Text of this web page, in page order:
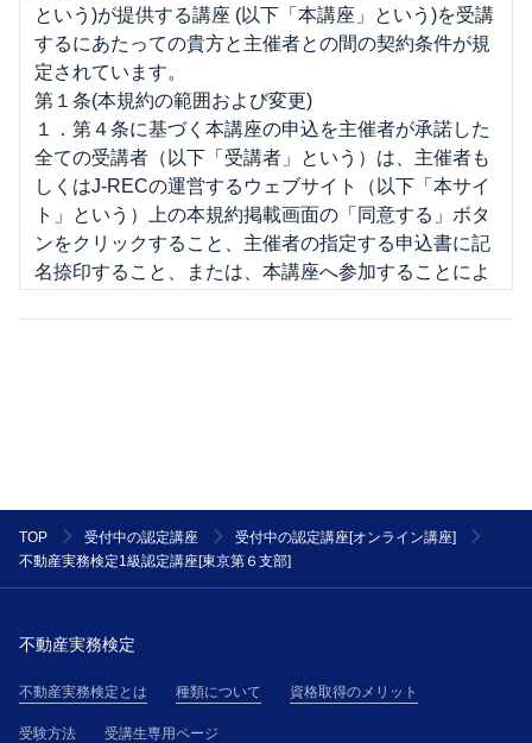
という)が提供する講座 (以下「本講座」という)を受講
するにあたっての貴方と主催者との間の契約条件が規
定されています。
第１条(本規約の範囲および変更)
１．第４条に基づく本講座の申込を主催者が承諾した
全ての受講者（以下「受講者」という）は、主催者も
しくはJ-RECの運営するウェブサイト（以下「本サイ
ト」という）上の本規約掲載画面の「同意する」ボタ
ンをクリックすること、主催者の指定する申込書に記
名捺印すること、または、本講座へ参加することによ
講者の契約に適用します。但し、当該変更規定又は細
則が通知された後に、受講者が主催者の講座に参加し
た場合には、受講者は当該内容に同意したものとみな
成するものとして、受講者に適用されます。
受講者は、第３条で定める受講料金を対価として、主
催者が提供する本講座を受講できるものとします。
TOP 受付中の認定講座
受付中の認定講座[オンライン講座]
不動産実務検定1級認定講座[東京第６支部]
不動産実務検定
不動産実務検定とは 種類について 資格取得のメリット
受験方法 受講生専用ページ